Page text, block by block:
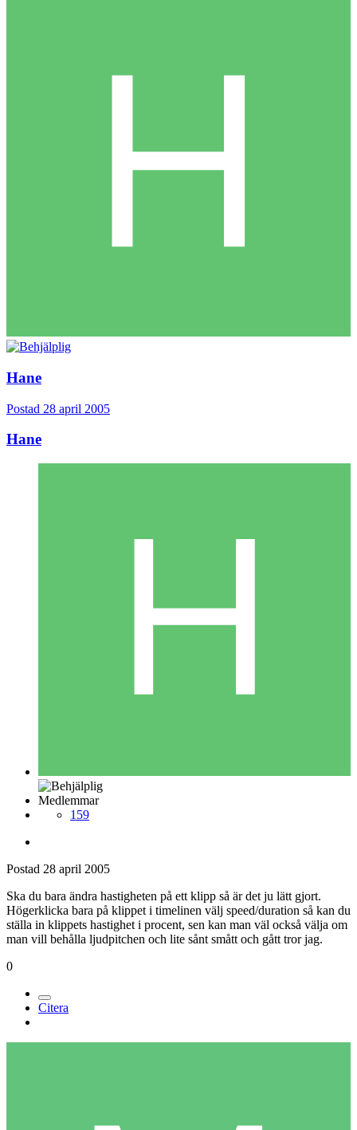
Hane
Postad 28 april 2005
Hane
Medlemmar
159
Postad 28 april 2005
Ska du bara ändra hastigheten på ett klipp så är det ju lätt gjort.
Högerklicka bara på klippet i timelinen välj speed/duration så kan du
ställa in klippets hastighet i procent, sen kan man väl också välja om
man vill behålla ljudpitchen och lite sånt smått och gått tror jag.
0
Citera